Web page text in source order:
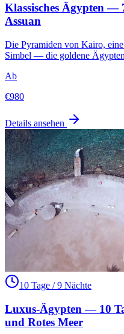
Klassisches Ägypten
Assuan
Die Pyramiden von Kairo,
Simbel — die goldene
Ab
€980
Details ansehen
10 Tage / 9 Nächte
Luxus-Ägypten — 10
und Rotes Meer